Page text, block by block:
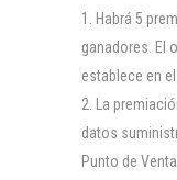
Habrá 5
ganadores. El
establece en
La
datos
Punto de